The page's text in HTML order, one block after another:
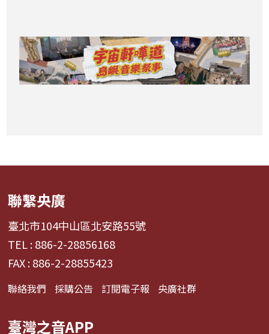
聯繫央廣
臺北市104中山區北安路55號
TEL : 886-2-28856168
FAX : 886-2-28855423
聯絡我們 採購公告 訂閱電子報 央廣社群
臺灣之音APP